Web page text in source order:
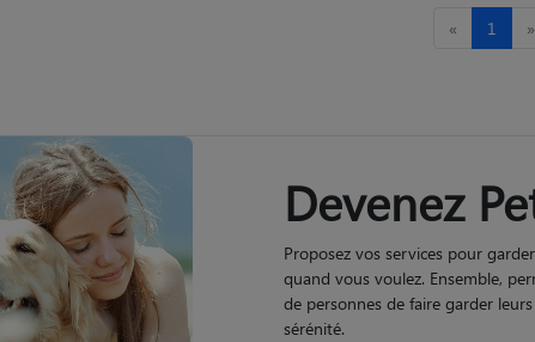
« 1 »
Devenez
Proposez vos services pour
quand vous voulez. Ensemble,
de personnes de faire garder
sérénité.